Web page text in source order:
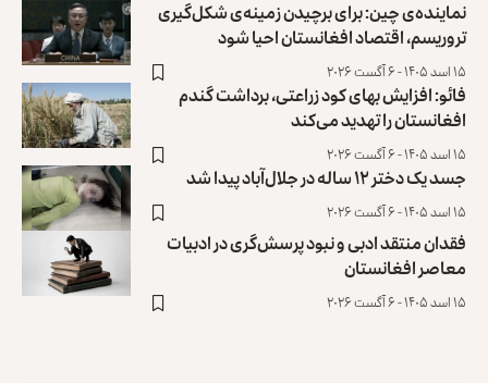
نماینده‌ی چین: برای برچیدن زمینه‌ی شکل‌گیری
تروریسم، اقتصاد افغانستان احیا شود
۱۵ اسد ۱۴۰۵ - ۶ آگست ۲۰۲۶
فائو: افزایش بهای کود زراعتی، برداشت گندم
افغانستان را تهدید می‌کند
۱۵ اسد ۱۴۰۵ - ۶ آگست ۲۰۲۶
جسد یک دختر ۱۲ ساله در جلال‌آباد پیدا شد
۱۵ اسد ۱۴۰۵ - ۶ آگست ۲۰۲۶
فقدان منتقد ادبی و نبود پرسش‌گری در ادبیات
معاصر افغانستان
۱۵ اسد ۱۴۰۵ - ۶ آگست ۲۰۲۶